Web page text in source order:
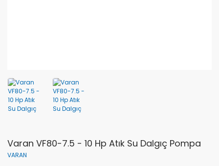
Varan VF80-7.5 - 10 Hp Atık Su Dalgıç Pompa
VARAN